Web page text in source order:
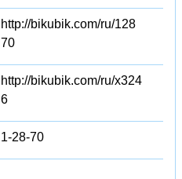
http://bikubik.com/ru/128
70
http://bikubik.com/ru/x324
6
1-28-70